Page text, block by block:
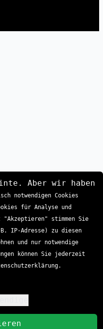
Aber wir haben
notwendigen Cookies
für Analyse und
stimmen Sie
IP-Adresse) zu diesen
und nur notwendige
können Sie jederzeit